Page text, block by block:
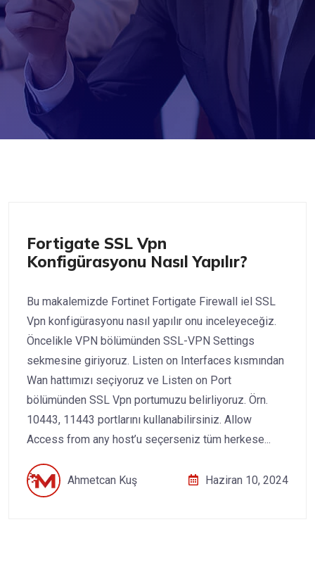
Fortigate SSL Vpn
Konfigürasyonu Nasıl Yapılır?
Bu makalemizde Fortinet Fortigate Firewall iel SSL
Vpn konfigürasyonu nasıl yapılır onu inceleyeceğiz.
Öncelikle VPN bölümünden SSL-VPN Settings
sekmesine giriyoruz. Listen on Interfaces kısmından
Wan hattımızı seçiyoruz ve Listen on Port
bölümünden SSL Vpn portumuzu belirliyoruz. Örn.
10443, 11443 portlarını kullanabilirsiniz. Allow
Access from any host’u seçerseniz tüm herkese...
Ahmetcan Kuş Haziran 10, 2024